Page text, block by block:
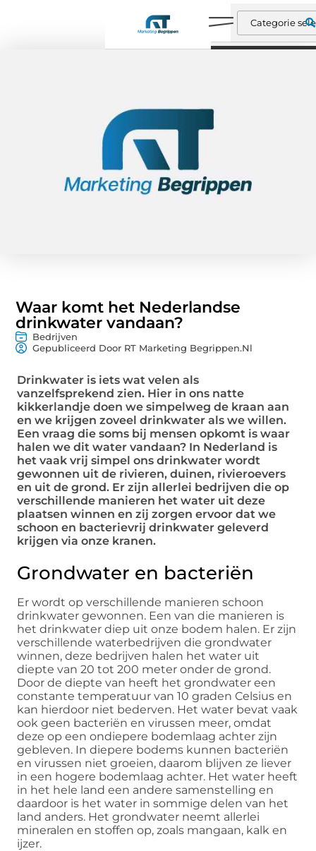
Waar komt het Nederlandse
drinkwater vandaan?
Bedrijven
Gepubliceerd Door RT Marketing Begrippen.nl
Drinkwater is iets wat velen als
vanzelfsprekend zien. Hier in ons natte
kikkerlandje doen we simpelweg de kraan aan
en we krijgen zoveel drinkwater als we willen.
Een vraag die soms bij mensen opkomt is waar
halen we dit water vandaan? In Nederland is
het vaak vrij simpel ons drinkwater wordt
gewonnen uit de rivieren, duinen, rivieroevers
en uit de grond. Er zijn allerlei bedrijven die op
verschillende manieren het water uit deze
plaatsen winnen en zij zorgen ervoor dat we
schoon en bacterievrij drinkwater geleverd
krijgen via onze kranen.
Grondwater en bacteriën
Er wordt op verschillende manieren schoon
drinkwater gewonnen. Een van die manieren is
het drinkwater diep uit onze bodem halen. Er zijn
verschillende waterbedrijven die grondwater
winnen, deze bedrijven halen het water uit
diepte van 20 tot 200 meter onder de grond.
Door de diepte van heeft het grondwater een
constante temperatuur van 10 graden Celsius en
kan hierdoor niet bederven. Het water bevat vaak
ook geen bacteriën en virussen meer, omdat
deze op een ondiepere bodemlaag achter zijn
gebleven. In diepere bodems kunnen bacteriën
en virussen niet groeien, daarom blijven ze liever
in een hogere bodemlaag achter. Het water heeft
in het hele land een andere samenstelling en
daardoor is het water in sommige delen van het
land anders. Het grondwater neemt allerlei
mineralen en stoffen op, zoals mangaan, kalk en
ijzer.